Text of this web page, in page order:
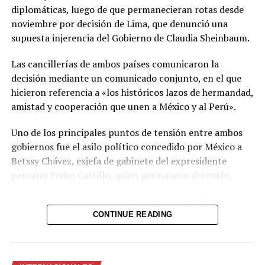
canales oficiales del MARN y adoptar las medidas de
prevención necesarias para reducir los efectos de este
fenómeno atmosférico, especialmente entre las
personas con mayor riesgo de complicaciones de salud.
Comparte esto:
Facebook X
Me gusta esto:
diplomáticas, luego de que permanecieran rotas desde
noviembre por decisión de Lima, que denunció una
supuesta injerencia del Gobierno de Claudia Sheinbaum.
Las cancillerías de ambos países comunicaron la
decisión mediante un comunicado conjunto, en el que
hicieron referencia a «los históricos lazos de hermandad,
amistad y cooperación que unen a México y al Perú».
Uno de los principales puntos de tensión entre ambos
gobiernos fue el asilo político concedido por México a
Betssy Chávez, exjefa de gabinete del expresidente
peruano Pedro Castillo, quien permanece detenido.
informó durante su conferencia diaria que Chávez había
recibido el salvoconducto y estaba a punto de llegar a
México. La entrega del documento constituía una
condición de su Gobierno para avanzar en el
CONTINUE READING